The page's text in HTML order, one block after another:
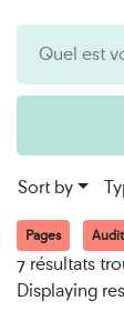
Sort by
Pages
7 résultats
Displaying